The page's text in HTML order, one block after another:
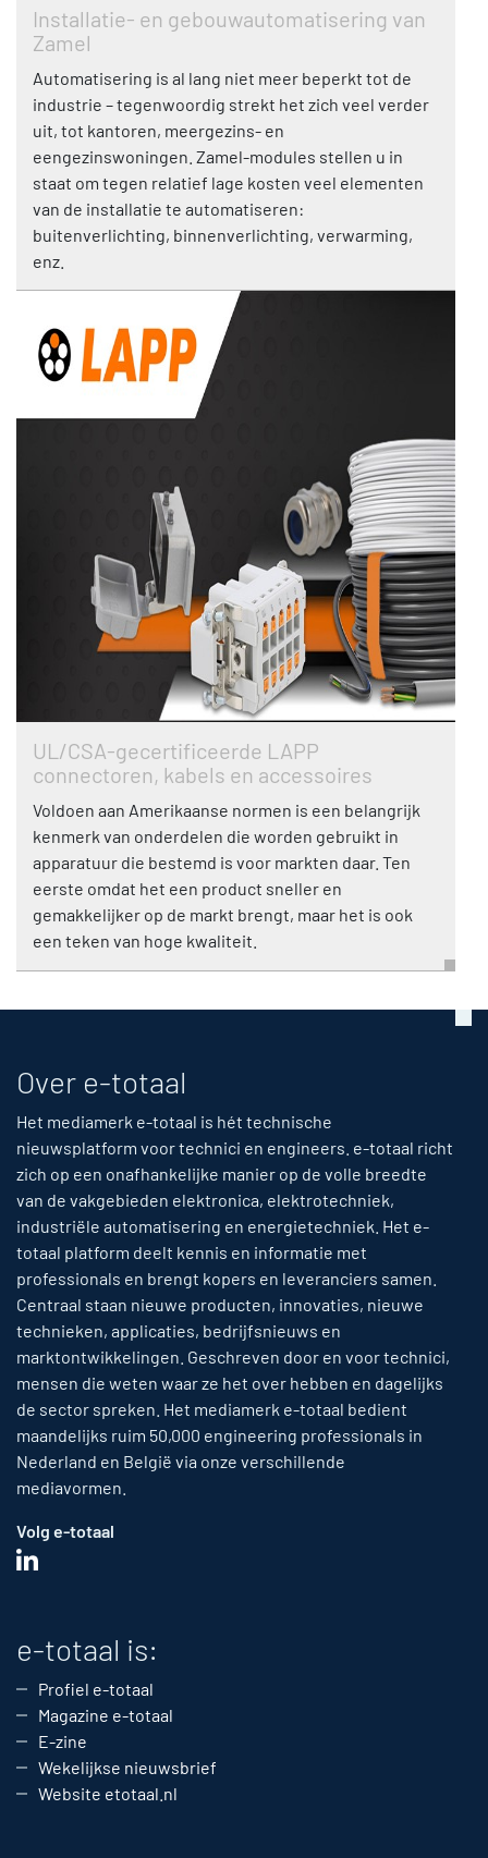
Installatie- en gebouwautomatisering van
Zamel
Automatisering is al lang niet meer beperkt tot de
industrie – tegenwoordig strekt het zich veel verder
uit, tot kantoren, meergezins- en
eengezinswoningen. Zamel-modules stellen u in
staat om tegen relatief lage kosten veel elementen
van de installatie te automatiseren:
buitenverlichting, binnenverlichting, verwarming,
enz.
UL/CSA-gecertificeerde LAPP
connectoren, kabels en accessoires
Voldoen aan Amerikaanse normen is een belangrijk
kenmerk van onderdelen die worden gebruikt in
apparatuur die bestemd is voor markten daar. Ten
eerste omdat het een product sneller en
gemakkelijker op de markt brengt, maar het is ook
een teken van hoge kwaliteit.
Over e-totaal
Het mediamerk e-totaal is hét technische
nieuwsplatform voor technici en engineers. e-totaal richt
zich op een onafhankelijke manier op de volle breedte
van de vakgebieden elektronica, elektrotechniek,
industriële automatisering en energietechniek. Het e-
totaal platform deelt kennis en informatie met
professionals en brengt kopers en leveranciers samen.
Centraal staan nieuwe producten, innovaties, nieuwe
technieken, applicaties, bedrijfsnieuws en
marktontwikkelingen. Geschreven door en voor technici,
mensen die weten waar ze het over hebben en dagelijks
de sector spreken. Het mediamerk e-totaal bedient
maandelijks ruim 50,000 engineering professionals in
Nederland en België via onze verschillende
mediavormen.
Volg e-totaal
e-totaal is:
Profiel e-totaal
Magazine e-totaal
E-zine
Wekelijkse nieuwsbrief
Website etotaal.nl